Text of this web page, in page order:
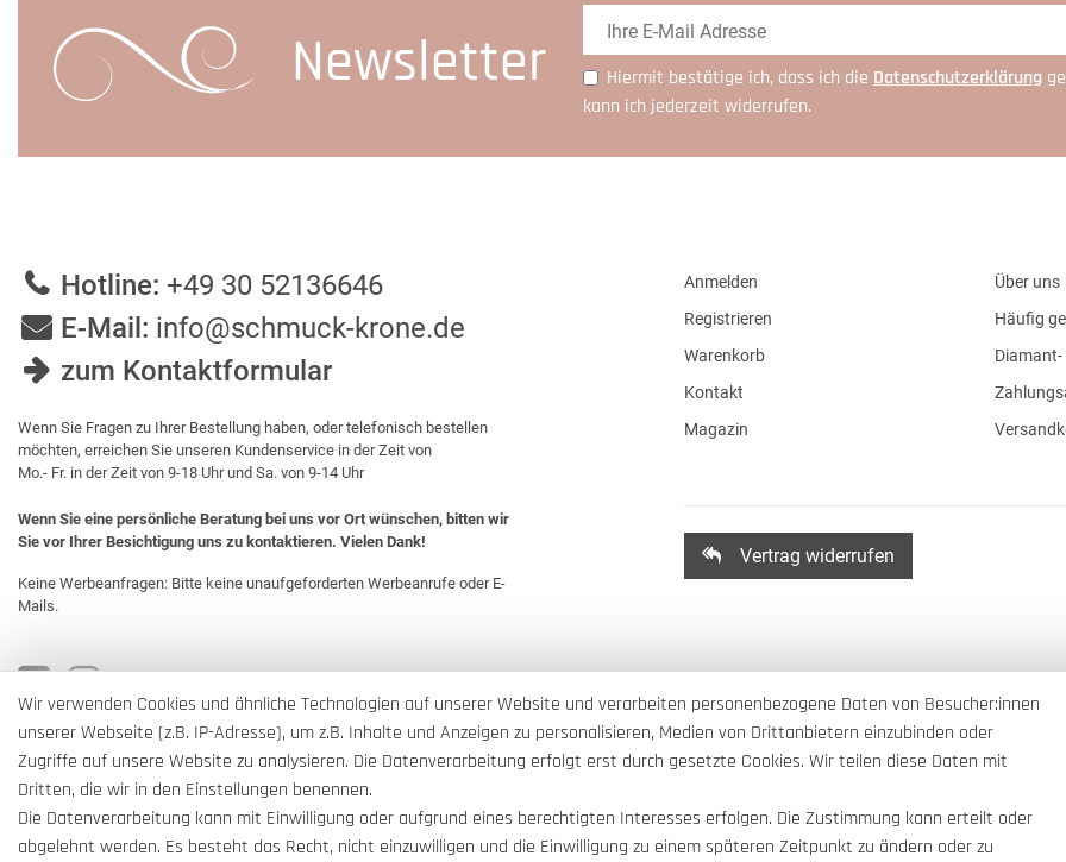
Newsletter Hiermit bestätige ich, dass ich die Daten­schutz­erklärung
kann ich jederzeit widerrufen.
Hotline: +49 30 52136646
E-Mail: info@schmuck-krone.de
zum Kontaktformular
Wenn Sie Fragen zu Ihrer Bestellung haben, oder telefonisch bestellen
möchten, erreichen Sie unseren Kundenservice in der Zeit von
Mo.- Fr. in der Zeit von 9-18 Uhr und Sa. von 9-14 Uhr
Wenn Sie eine persönliche Beratung bei uns vor Ort wünschen, bitten wir
Sie vor Ihrer Besichtigung uns zu kontaktieren. Vielen Dank!
Keine Werbeanfragen: Bitte keine unaufgeforderten Werbeanrufe oder E-
Mails.
Anmelden
Registrieren
Warenkorb
Kontakt
Magazin
Über uns
Häufig
Vertrag widerrufen
Wir verwenden Cookies und ähnliche Technologien auf unserer Website und verarbeiten personenbezogene Daten von Besucher:innen
unserer Webseite (z.B. IP-Adresse), um z.B. Inhalte und Anzeigen zu personalisieren, Medien von Drittanbietern einzubinden oder
Zugriffe auf unsere Website zu analysieren. Die Datenverarbeitung erfolgt erst durch gesetzte Cookies. Wir teilen diese Daten mit
Dritten, die wir in den Einstellungen benennen.
Die Datenverarbeitung kann mit Einwilligung oder aufgrund eines berechtigten Interesses erfolgen. Die Zustimmung kann erteilt oder
abgelehnt werden. Es besteht das Recht, nicht einzuwilligen und die Einwilligung zu einem späteren Zeitpunkt zu ändern oder zu